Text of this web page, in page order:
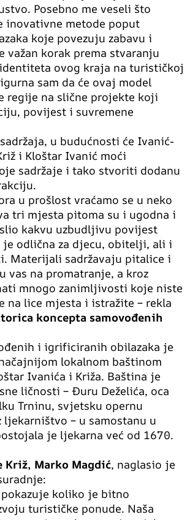
Posebno me veseli što
inovativne metode poput
koje povezuju zabavu i
važan korak prema stvaranju
ovog kraja na turističkoj
sam da će ovaj model
regije na slične projekte koji
povijest i suvremene
u budućnosti će Ivanić-
i Kloštar Ivanić moći
sadržaje i tako stvoriti dodanu
u prošlost vraćamo se u neko
tri mjesta pitoma su i ugodna i
kakvu uzbudljivu povijest
odlična za djecu, obitelji, ali i
Materijali sadržavaju pitalice i
vas na promatranje, a kroz
mnogo zanimljivosti koje niste
lice mjesta i istražite – rekla
koncepta samovođenih
i igrificiranih obilazaka je
lokalnom baštinom
Ivanića i Križa. Baština je
ličnosti – Đuru Deželića, oca
Trninu, svjetsku opernu
ljekarništvo – u samostanu u
je ljekarna već od 1670.
Križ, Marko Magdić, naglasio je
koliko je bitno
turističke ponude. Naša